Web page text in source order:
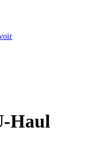
Haul